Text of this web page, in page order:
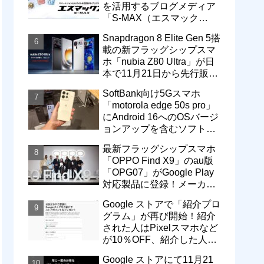
を活用するブログメディア
「S-MAX（エスマック
Snapdragon 8 Elite Gen 5搭
載の新フラッグシップスマ
ホ「nubia Z80 Ultra」が日
本で11月21日から先行販
SoftBank向け5Gスマホ
「motorola edge 50s pro」
にAndroid 16へのOSバージ
ョンアップを含むソフトウ
最新フラッグシップスマホ
「OPPO Find X9」のau版
「OPG07」がGoogle Play
対応製品に登録！メーカー
売へ
Google ストアで「紹介プロ
グラム」が再び開始！紹介
された人はPixelスマホなど
が10％OFF、紹介した人は
Google ストアにて11月21